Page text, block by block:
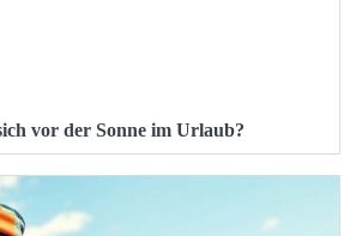
vor der Sonne im Urlaub?